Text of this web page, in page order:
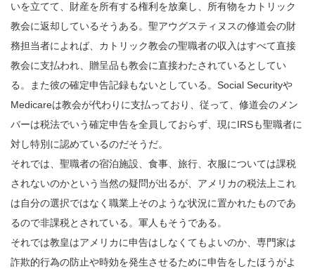
いを立てて、財産を所有する権利を放棄し、所有物をカトリック
教会に返却しているそうある。聖アウグスティヌスの修道会の財
務担当者によれば、カトリック教会の聖職者の収入はすべて直接
教会に支払われ、贈呈品も教会に直接わたされているとしてい
る。また彼の確定申告記録もないとしている。Social Securityや
Medicareは教会が代わりに支払っており、従って、修道会のメン
バーは税法でいう確定申告を全員しておらず、現にIRSも聖職者に
対し特別に認めているのだそうだ。
それでは、聖職者の宿泊施設、食事、旅行、衣服については課税
されないのかという当然の疑問が出るが、アメリカの税法上これ
は自分の選択ではなく職業上そのような状況に置かれたものであ
るので非課税とされている。軍人もそうである。
それでは教皇はアメリカに申告はしなくてもよいのか、専門家は
詐欺的行為の防止や時効を発生させるために申告をしたほうがよ